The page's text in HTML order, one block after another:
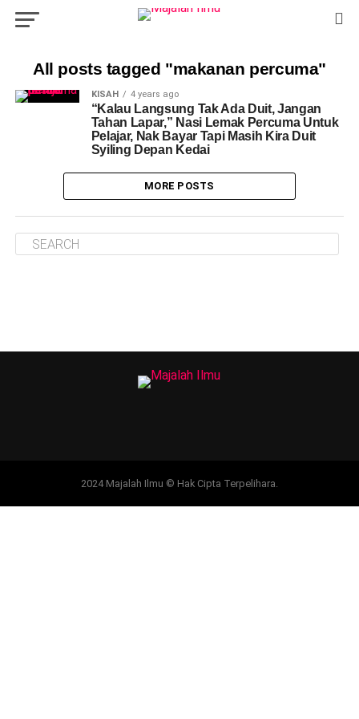
All posts tagged "makanan percuma"
KISAH 4 years ago
“Kalau Langsung Tak Ada Duit, Jangan
Tahan Lapar,” Nasi Lemak Percuma Untuk
Pelajar, Nak Bayar Tapi Masih Kira Duit
Syiling Depan Kedai
MORE POSTS
2024 Majalah Ilmu © Hak Cipta Terpelihara.